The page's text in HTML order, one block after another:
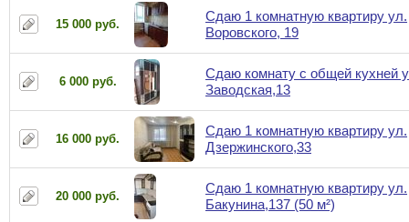
15 000 руб.
Сдаю 1 комнатную квартиру ул.
Воровского, 19
6 000 руб.
Сдаю комнату с общей кухней
Заводская,13
16 000 руб.
Сдаю 1 комнатную квартиру ул.
Дзержинского,33
20 000 руб.
Сдаю 1 комнатную квартиру ул.
Бакунина,137 (50 м²)